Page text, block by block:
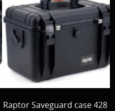
Raptor Saveguard case 428